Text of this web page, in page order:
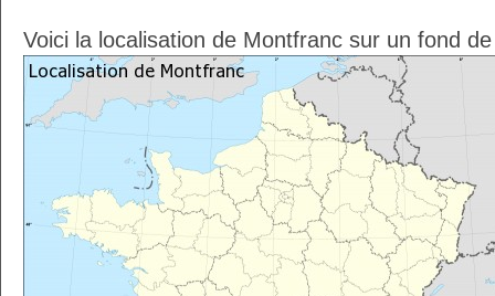
Voici la localisation de Montfranc sur un fond